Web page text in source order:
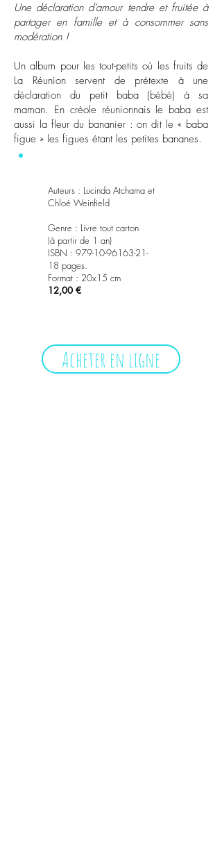
Une déclaration d’amour tendre et fruitée à
partager en famille et à consommer sans
modération !
Un album pour les tout-petits où les fruits de
La Réunion servent de prétexte à une
déclaration du petit baba (bébé) à sa
maman. En créole réunionnais le baba est
aussi la fleur du bananier : on dit le « baba
figue » les figues étant les petites bananes.
Auteurs : Lucinda Atchama et
Chloé Weinfield
Genre : Livre tout carton
(à partir de 1 an)
ISBN : 979-10-96163-21-
18 pages.
Format : 20x15 cm
12,00 €
Acheter en ligne